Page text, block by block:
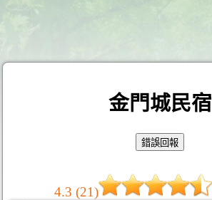
金門城民宿
4.3 (21)